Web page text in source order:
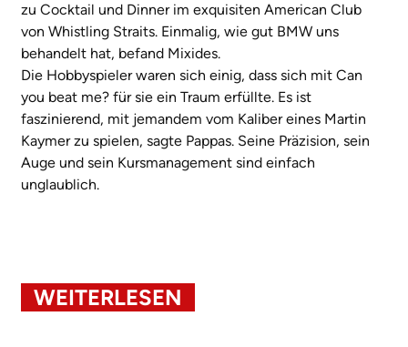
zu Cocktail und Dinner im exquisiten American Club
von Whistling Straits. Einmalig, wie gut BMW uns
behandelt hat, befand Mixides.
Die Hobbyspieler waren sich einig, dass sich mit Can
you beat me? für sie ein Traum erfüllte. Es ist
faszinierend, mit jemandem vom Kaliber eines Martin
Kaymer zu spielen, sagte Pappas. Seine Präzision, sein
Auge und sein Kursmanagement sind einfach
unglaublich.
WEITERLESEN